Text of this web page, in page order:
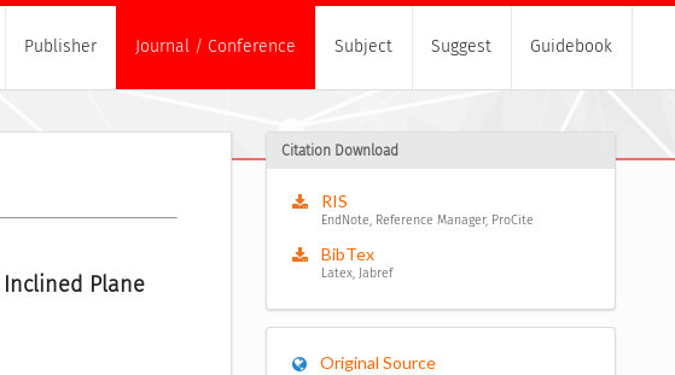
Publisher Journal / Conference Subject Suggest Guidebook
Plane
Citation Download
RIS
EndNote, Reference Manager, ProCite
BibTex
Latex, Jabref
Original Source